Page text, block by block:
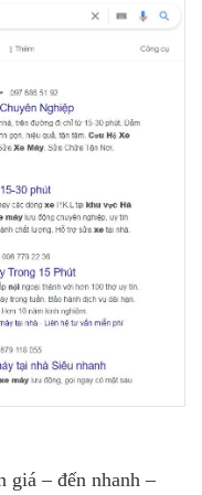
giá – đến nhanh –